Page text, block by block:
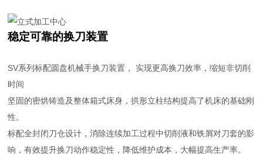
稳定可靠的换刀装置
SV系列标配圆盘机械手换刀装置， 实现更高换刀效率，缩短非切削
时间
坚固的密烘铸造及整体箱式床身，拱形立柱结构提高了机床的基础刚
性。
标配全封闭刀仓设计，消除连续加工过程中切削液和铁屑对刀套的影
响，有效提升换刀动作稳定性，降低维护成本，大幅提高生产率。